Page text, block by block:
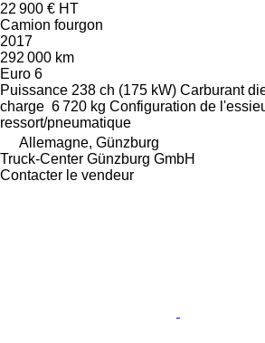
22 900 € HT
Camion fourgon
2017
292 000 km
Euro 6
Puissance 238 ch (175 kW) Carburant
charge 6 720 kg Configuration de
ressort/pneumatique
Allemagne, Günzburg
Truck-Center Günzburg GmbH
Contacter le vendeur